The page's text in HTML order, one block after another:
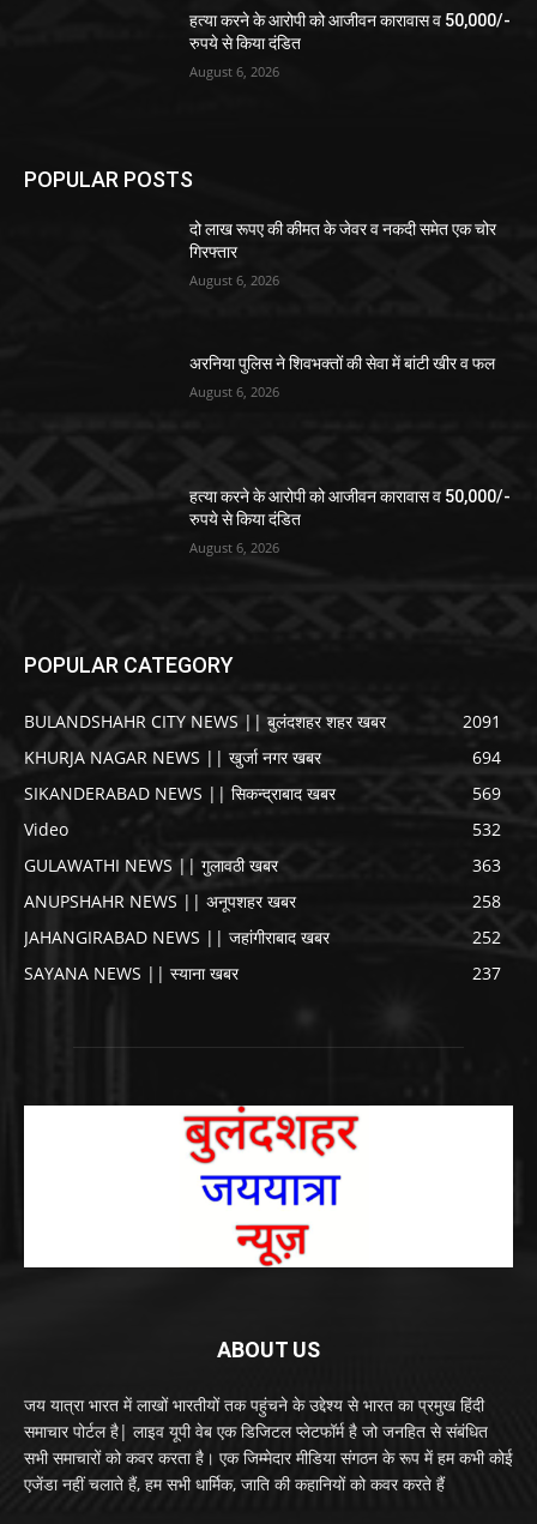
हत्या करने के आरोपी को आजीवन कारावास व 50,000/-
रुपये से किया दंडित
August 6, 2026
POPULAR POSTS
दो लाख रूपए की कीमत के जेवर व नकदी समेत एक चोर
गिरफ्तार
August 6, 2026
अरनिया पुलिस ने शिवभक्तों की सेवा में बांटी खीर व फल
August 6, 2026
हत्या करने के आरोपी को आजीवन कारावास व 50,000/-
रुपये से किया दंडित
August 6, 2026
POPULAR CATEGORY
BULANDSHAHR CITY NEWS || बुलंदशहर शहर खबर
2091
KHURJA NAGAR NEWS || खुर्जा नगर खबर
694
SIKANDERABAD NEWS || सिकन्द्राबाद खबर
569
Video
532
GULAWATHI NEWS || गुलावठी खबर
363
ANUPSHAHR NEWS || अनूपशहर खबर
258
JAHANGIRABAD NEWS || जहांगीराबाद खबर
252
SAYANA NEWS || स्याना खबर
237
ABOUT US
जय यात्रा भारत में लाखों भारतीयों तक पहुंचने के उद्देश्य से भारत का प्रमुख हिंदी
समाचार पोर्टल है| लाइव यूपी वेब एक डिजिटल प्लेटफॉर्म है जो जनहित से संबंधित
सभी समाचारों को कवर करता है। एक जिम्मेदार मीडिया संगठन के रूप में हम कभी कोई
एजेंडा नहीं चलाते हैं, हम सभी धार्मिक, जाति की कहानियों को कवर करते हैं